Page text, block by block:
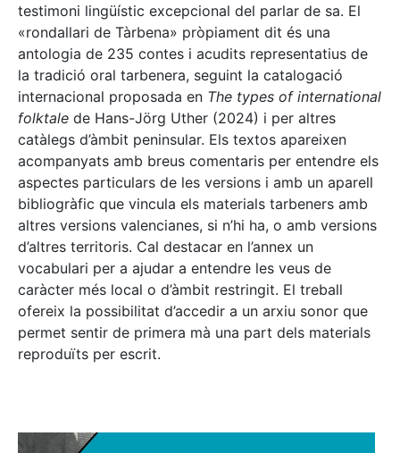
testimoni lingüístic excepcional del parlar de sa. El
«rondallari de Tàrbena» pròpiament dit és una
antologia de 235 contes i acudits representatius de
la tradició oral tarbenera, seguint la catalogació
internacional proposada en The types of international
folktale de Hans-Jörg Uther (2024) i per altres
catàlegs d’àmbit peninsular. Els textos apareixen
acompanyats amb breus comentaris per entendre els
aspectes particulars de les versions i amb un aparell
bibliogràfic que vincula els materials tarbeners amb
altres versions valencianes, si n’hi ha, o amb versions
d’altres territoris. Cal destacar en l’annex un
vocabulari per a ajudar a entendre les veus de
caràcter més local o d’àmbit restringit. El treball
ofereix la possibilitat d’accedir a un arxiu sonor que
permet sentir de primera mà una part dels materials
reproduïts per escrit.